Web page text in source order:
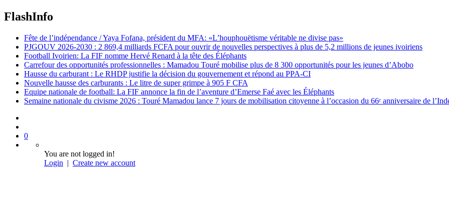
FlashInfo
Fête de l’indépendance / Yaya Fofana, président du MFA: «L’houphouëtisme véritable ne divise pas»
PJGOUV 2026-2030 : 2 869,4 milliards FCFA pour ouvrir de nouvelles perspectives à plus de 5,2 millions de jeunes ivoiriens
Football Ivoirien: La FIF nomme Hervé Renard à la tête des Éléphants
Carrefour des opportunités professionnelles : Mamadou Touré mobilise plus de 8 300 opportunités pour les jeunes d’Abobo
Hausse du carburant : Le RHDP justifie la décision du gouvernement et répond au PPA-CI
Nouvelle hausse des carburants : Le litre de super grimpe à 905 F CFA
Equipe nationale de football: La FIF annonce la fin de l’aventure d’Emerse Faé avec les Éléphants
Semaine nationale du civisme 2026 : Touré Mamadou lance 7 jours de mobilisation citoyenne à l’occasion du 66ᵉ anniversaire de
0
You are not logged in!
Login | Create new account